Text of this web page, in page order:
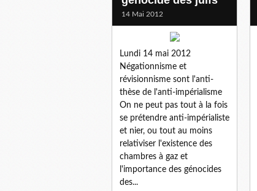
14 Mai 2012
Lundi 14 mai 2012
Négationnisme et
révisionnisme sont l'anti-
thèse de l'anti-impérialisme
On ne peut pas tout à la fois
se prétendre anti-impérialiste
et nier, ou tout au moins
relativiser l'existence des
chambres à gaz et
l'importance des génocides
des...